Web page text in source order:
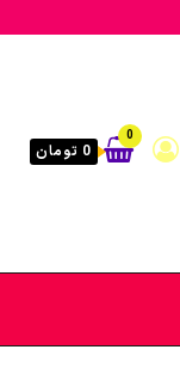
0
0 تومان